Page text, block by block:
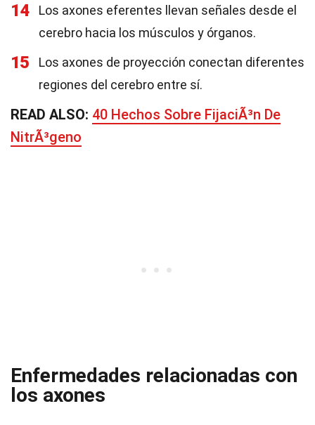
14
Los axones eferentes llevan señales desde el
cerebro hacia los músculos y órganos.
15
Los axones de proyección conectan diferentes
regiones del cerebro entre sí.
READ ALSO: 40 Hechos Sobre FijaciÃ³n De
NitrÃ³geno
Enfermedades relacionadas con
los axones